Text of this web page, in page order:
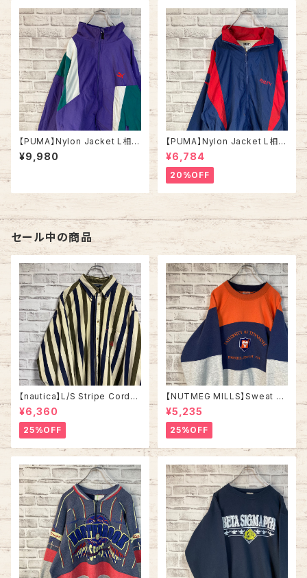
古着
古着
【PUMA】Nylon Jacket L相当
80s vintage プーマ ナイロン
ジャケット 切替 刺繍ロゴ ワン
カ USA 古着
¥9,980
【PUMA】Nylon Jacket L相当
90s プーマ ナイロンジャケット
切替 刺繍ロゴ ワンポイントロゴ
ウインドブレーカー アウター ア
メリカ USA 古着
¥6,784
20%OFF
セール中の商品
【nautica】L/S Stripe Cordur
oy Shirt L 90s ノーティカ スト
ライプ コーデュロイ シャツ ボタ
ンダウン 長袖 ワンポイントロゴ
刺繍ロゴ 旧タグ USA アメリカ
古着
¥6,360
25%OFF
【NUTMEG MILLS】Sweat XL
Made in USA 90s “UNIVER
SITY OF TENNESSEE” vinta
ge ナツメグミルズ カレッジモノ
カレッジロゴ テネシー大学 スウ
ェット トレーナー ヴィンテージ
アメリカ USA 古着
¥5,235
25%OFF